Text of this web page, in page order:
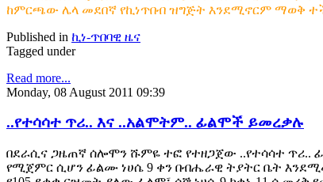
ከምርጫው ሌላ መደበኛ የኪነጥበብ ዝግጅት እንደሚኖርም ማወቅ
Published in ኪነ-ጥበባዊ ዜና
Tagged under
Read more...
Monday, 08 August 2011 09:39
..የተሳሳተ ጥሪ.. እና ..አልሞትም.. ፊልሞች ይመረቃሉ
በደራሲና ጋዜጠኛ ሰሎሞን ሹምዬ ተፎ የተዘጋጀው ..የተሳሳተ ጥሪ..
የሚጀምር ሲሆን ፊልሙ ነሀሴ 9 ቀን በብሔራዊ ትያትር ቤት